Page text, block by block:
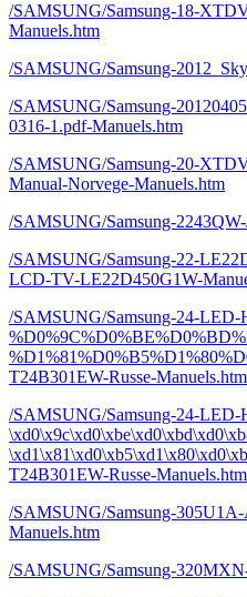
/SAMSUNG/Samsung-18-
Manuels.htm
/SAMSUNG/Samsung-
/SAMSUNG/Samsung-
0316-1.pdf-Manuels.htm
/SAMSUNG/Samsung-20-
Manual-Norvege-Manuels.htm
/SAMSUNG/Samsung-
/SAMSUNG/Samsung-22-
LCD-TV-LE22D450G1W-
/SAMSUNG/Samsung-24-
T24B301EW-Russe-Manuels.htm
/SAMSUNG/Samsung-24-
T24B301EW-Russe-Manuels.htm
/SAMSUNG/Samsung-
Manuels.htm
/SAMSUNG/Samsung-